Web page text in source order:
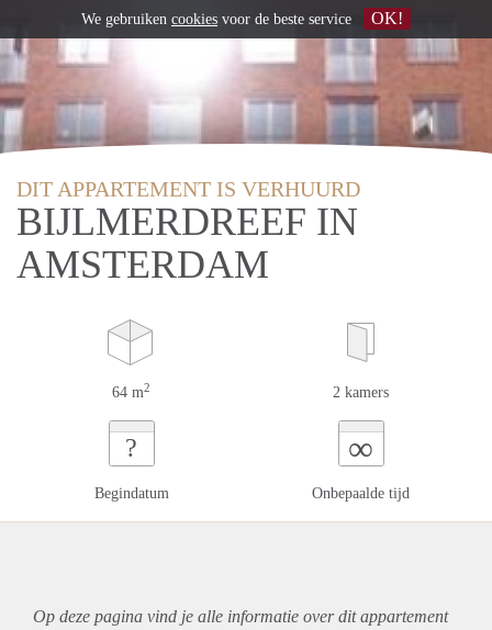
DIT APPARTEMENT IS VERHUURD
BIJLMERDREEF IN
AMSTERDAM
64 m2 2 kamers
?
Begindatum
∞
Onbepaalde tijd
Op deze pagina vind je alle informatie over ditappartement
We gebruiken cookies voor de beste service OK!